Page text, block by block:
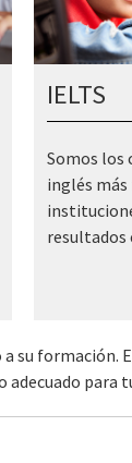
IELTS
Somos los
inglés más
resultados
su formación.
para